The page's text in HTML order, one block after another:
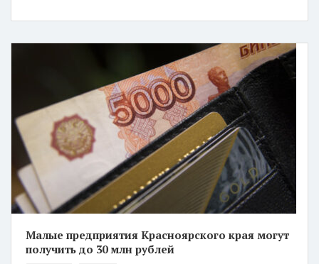
Малые предприятия Красноярского края могут
получить до 30 млн рублей